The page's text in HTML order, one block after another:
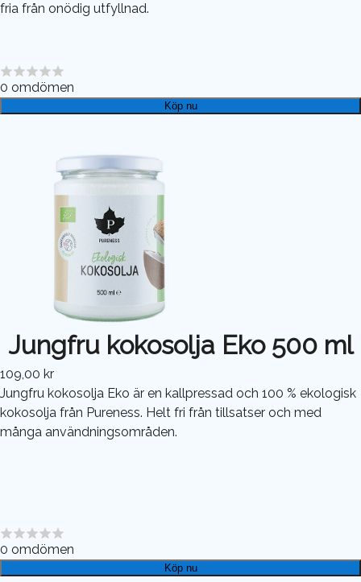
fria från onödig utfyllnad.
0 omdömen
Köp nu
Jungfru kokosolja Eko 500 ml
109,00 kr
Jungfru kokosolja Eko är en kallpressad och 100 % ekologisk
kokosolja från Pureness. Helt fri från tillsatser och med
många användningsområden.
0 omdömen
Köp nu